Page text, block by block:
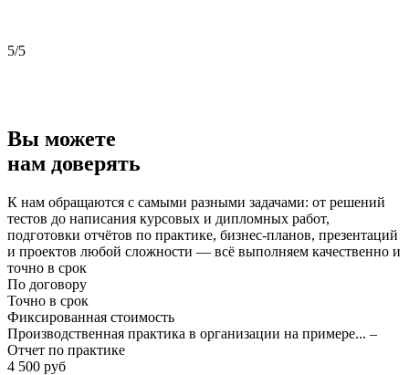
5/5
Вы можете
нам доверять
К нам обращаются с самыми разными задачами: от решений
тестов до написания курсовых и дипломных работ,
подготовки отчётов по практике, бизнес-планов, презентаций
и проектов любой сложности — всё выполняем качественно и
точно в срок
По договору
Точно в срок
Фиксированная стоимость
Производственная практика в организации на примере... –
Отчет по практике
4 500 руб